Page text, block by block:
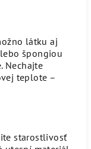
látku aj
špongiou
Nechajte
teplote –
starostlivosť